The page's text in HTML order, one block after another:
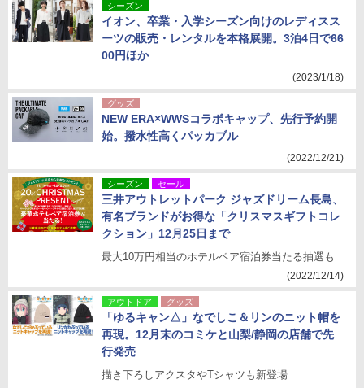
シーズン
イオン、卒業・入学シーズン向けのレディスス
ーツの販売・レンタルを本格展開。3泊4日で66
00円ほか
(2023/1/18)
グッズ
NEW ERA×WWSコラボキャップ、先行予約開
始。撥水性高くパッカブル
(2022/12/21)
シーズン セール
三井アウトレットパーク ジャズドリーム長島、
有名ブランドがお得な「クリスマスギフトコレ
クション」12月25日まで
最大10万円相当のホテルペア宿泊券当たる抽選も
(2022/12/14)
アウトドア グッズ
「ゆるキャン△」なでしこ＆リンのニット帽を
再現。12月末のコミケと山梨/静岡の店舗で先
行発売
描き下ろしアクスタやTシャツも新登場